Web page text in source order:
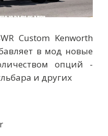
Custom Kenworth
в мод новые
опций -
и других